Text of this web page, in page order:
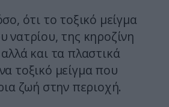
ότι το τοξικό μείγμα
νατρίου, της κηροζίνη
και τα πλαστικά
τοξικό μείγμα που
ζωή στην περιοχή.